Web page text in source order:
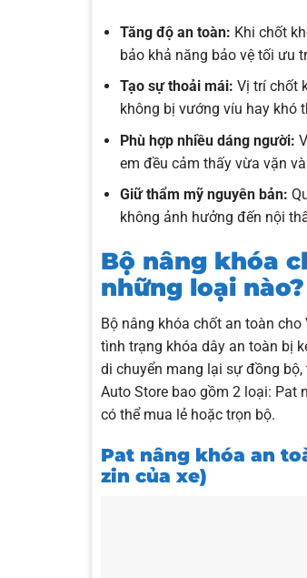
Tăng độ an toàn: Khi chốt
bảo khả năng bảo vệ tối ưu
Tạo sự thoải mái: Vị trí chốt
không bị vướng víu hay khó
Phù hợp nhiều dáng người:
em đều cảm thấy vừa vặn
Giữ thẩm mỹ nguyên bản:
không ảnh hưởng đến nội
Bộ nâng khóa
những loại nào?
Bộ nâng khóa chốt an toàn
tình trạng khóa dây an toàn bị
di chuyển mang lại sự đồng
Auto Store bao gồm 2 loại: Pat
có thể mua lẻ hoặc trọn bộ.
Pat nâng khóa an
zin của xe)